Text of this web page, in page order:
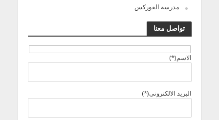
مدرسة الفوركس
تواصل معنا
الاسم(*)
البريد الالكترونى(*)